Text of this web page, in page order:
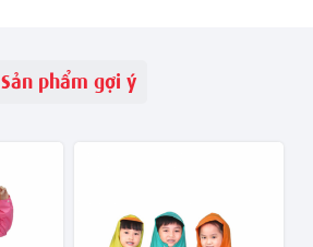
Sản phẩm gợi ý